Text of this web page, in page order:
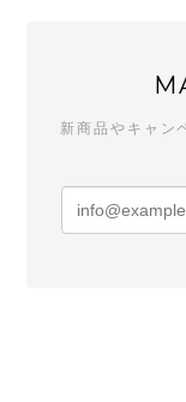
新商品やキャン